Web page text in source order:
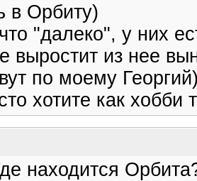
в Орбиту)
"далеко", у них
выростит из нее
по моему
хотите как
находится